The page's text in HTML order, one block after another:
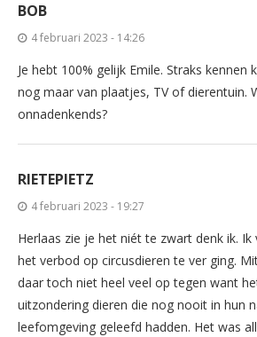
BOB
4 februari 2023 - 14:26
Je hebt 100% gelijk Emile. Straks kennen
nog maar van plaatjes, TV of dierentuin.
onnadenkends?
RIETEPIETZ
4 februari 2023 - 19:27
Herlaas zie je het niét te zwart denk ik.
het verbod op circusdieren te ver ging.
daar toch niet heel veel op tegen want
uitzondering dieren die nog nooit in hun
leefomgeving geleefd hadden. Het was